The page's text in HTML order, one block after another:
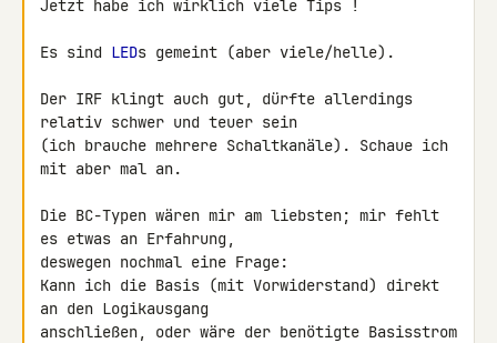
Jetzt habe ich wirklich viele Tips !
Es sind LEDs gemeint (aber viele/helle).
Der IRF klingt auch gut, dürfte allerdings
relativ schwer und teuer sein
(ich brauche mehrere Schaltkanäle). Schaue ich
mit aber mal an.
Die BC-Typen wären mir am liebsten; mir fehlt
es etwas an Erfahrung,
deswegen nochmal eine Frage:
Kann ich die Basis (mit Vorwiderstand) direkt
an den Logikausgang
anschließen, oder wäre der benötigte Basisstrom